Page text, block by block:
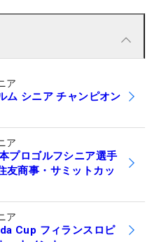
ア
ム シニア チャンピオン
ア
プロゴルフシニア選手
商事・サミットカッ
ア
Cup フィランスロピ